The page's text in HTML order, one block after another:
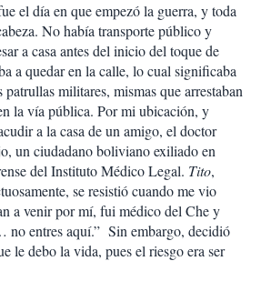
el día en que empezó la guerra, y toda
No había transporte público y
a casa antes del inicio del toque de
a quedar en la calle, lo cual significaba
patrullas militares, mismas que arrestaban
la vía pública. Por mi ubicación, y
a la casa de un amigo, el doctor
un ciudadano boliviano exiliado en
del Instituto Médico Legal. Tito,
se resistió cuando me vio
a venir por mí, fui médico del Che y
no entres aquí.” Sin embargo, decidió
le debo la vida, pues el riesgo era ser